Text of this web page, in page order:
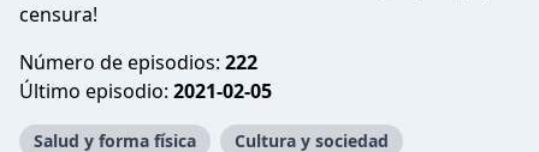
censura!
Número de episodios: 222
Último episodio: 2021-02-05
Salud y forma física Cultura y sociedad